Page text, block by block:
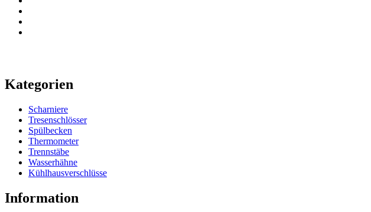
Kategorien
Scharniere
Tresenschlösser
Spülbecken
Thermometer
Trennstäbe
Wasserhähne
Kühlhausverschlüsse
Information